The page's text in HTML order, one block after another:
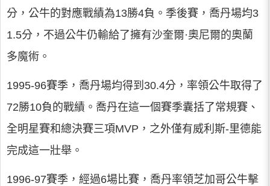
分，公牛的對應戰績為13勝4負。季後賽，喬丹場均3
1.5分，不過公牛仍輸給了擁有沙奎爾·奧尼爾的奧蘭
多魔術。
1995-96賽季，喬丹場均得到30.4分，率領公牛取得了
72勝10負的戰績。喬丹在這一個賽季囊括了常規賽、
全明星賽和總決賽三項MVP，之外僅有威利斯-里德能
完成這一壯舉。
1996-97賽季，經過6場比賽，喬丹率領芝加哥公牛擊